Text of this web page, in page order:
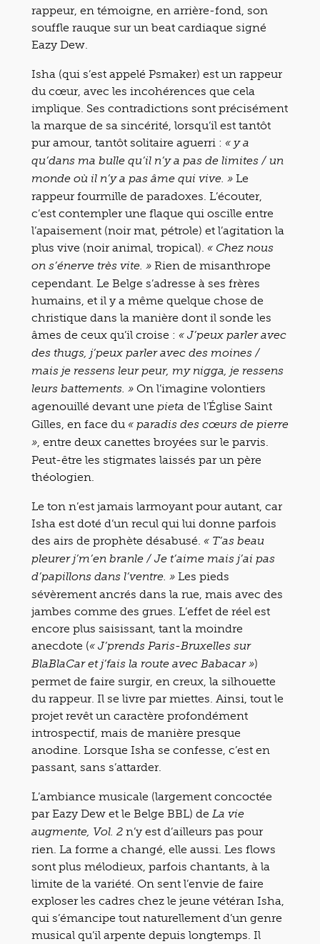
rappeur, en témoigne, en arrière-fond, son
souffle rauque sur un beat cardiaque signé
Eazy Dew.
Isha (qui s’est appelé Psmaker) est un rappeur
du cœur, avec les incohérences que cela
implique. Ses contradictions sont précisément
la marque de sa sincérité, lorsqu’il est tantôt
pur amour, tantôt solitaire aguerri : « y a
qu’dans ma bulle qu’il n’y a pas de limites / un
monde où il n’y a pas âme qui vive. » Le
rappeur fourmille de paradoxes. L’écouter,
c’est contempler une flaque qui oscille entre
l’apaisement (noir mat, pétrole) et l’agitation la
plus vive (noir animal, tropical).
« Chez nous
on s’énerve très vite. » Rien de misanthrope
cependant. Le Belge s’adresse à ses frères
humains, et il y a même quelque chose de
christique dans la manière dont il sonde les
âmes de ceux qu’il croise : « J’peux parler avec
des thugs, j’peux parler avec des moines /
mais je ressens leur peur, my nigga, je ressens
leurs battements. » On l’imagine volontiers
agenouillé devant une pieta de l’Église Saint
Gilles, en face du « paradis des cœurs de pierre
» , entre deux canettes broyées sur le parvis.
Peut-être les stigmates laissés par un père
théologien.
Le ton n’est jamais larmoyant pour autant, car
Isha est doté d’un recul qui lui donne parfois
des airs de prophète désabusé.
« T’as beau
pleurer j’m’en branle / Je t’aime mais j’ai pas
d’papillons dans l’ventre. » Les pieds
sévèrement ancrés dans la rue, mais avec des
jambes comme des grues. L’effet de réel est
encore plus saisissant, tant la moindre
anecdote (« J’prends Paris-Bruxelles sur
BlaBlaCar et j’fais la route avec Babacar »)
permet de faire surgir, en creux, la silhouette
du rappeur. Il se livre par miettes. Ainsi, tout le
projet revêt un caractère profondément
introspectif, mais de manière presque
anodine. Lorsque Isha se confesse, c’est en
passant, sans s’attarder.
L’ambiance musicale (largement concoctée
par Eazy Dew et le Belge BBL) de La vie
augmente, Vol. 2 n’y est d’ailleurs pas pour
rien. La forme a changé, elle aussi. Les flows
sont plus mélodieux, parfois chantants, à la
limite de la variété. On sent l’envie de faire
exploser les cadres chez le jeune vétéran Isha,
qui s’émancipe tout naturellement d’un genre
musical qu’il arpente depuis longtemps. Il